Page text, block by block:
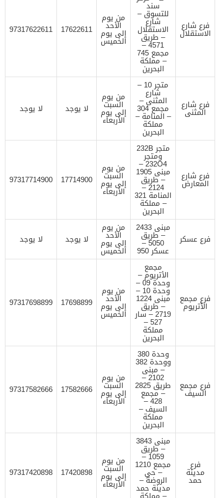
فرع شارع
الاستقلال
سند
للتسوق –
شارع
الاستقلال
– طريق
4571 –
مجمع 745
– مملكة
البحرين
من يوم
الأحد
إلى يوم
الخميس
17622611
97317622611
فرع شارع
المثنى
متجر 10 –
شارع
المثنى –
مجمع 304
– المنامة –
مملكة
البحرين
من يوم
السبت
إلى يوم
الأربعاء
لا يوجد لا يوجد
فرع شارع
المعارض
متجر 232B
ومتجر
232O4 –
مبنى 1905
– طريق
2124 –
المنامة 321
– مملكة
البحرين
من يوم
السبت
إلى يوم
الأربعاء
17714900
97317714900
فرع عسكر
مبنى 2433
– طريق
5050 –
عسكر 950
من يوم
الأحد
إلى يوم
الخميس
لا يوجد لا يوجد
فرع مجمع
الأتريوم
مجمع
الأتريوم –
وحدة 09 –
وحدة 10 –
مبنى 1224
– طريق
2719 – سار
527 –
مملكة
البحرين
من يوم
الأحد
إلى يوم
الخميس
17698899
97317698899
فرع مجمع
السيف
وحدة 380
ووحدة 382
– مبنى
2102 –
طريق 2825
– مجمع
428 –
السيف –
مملكة
البحرين
من يوم
السبت
إلى يوم
الأربعاء
17582666
97317582666
فرع
مدينة
حمد
مبنى 3843
– طريق
1059 –
مجمع 1210
– حي
الروضة –
مدينة حمد
من يوم
السبت
إلى يوم
الأربعاء
17420898
97317420898